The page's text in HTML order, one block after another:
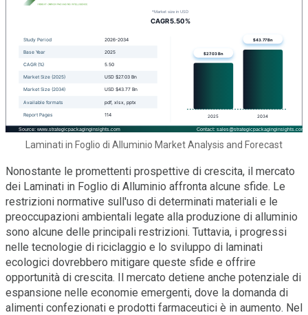
Laminati in Foglio di Alluminio Market Analysis and Forecast
Nonostante le promettenti prospettive di crescita, il mercato
dei Laminati in Foglio di Alluminio affronta alcune sfide. Le
restrizioni normative sull'uso di determinati materiali e le
preoccupazioni ambientali legate alla produzione di alluminio
sono alcune delle principali restrizioni. Tuttavia, i progressi
nelle tecnologie di riciclaggio e lo sviluppo di laminati
ecologici dovrebbero mitigare queste sfide e offrire
opportunità di crescita. Il mercato detiene anche potenziale di
espansione nelle economie emergenti, dove la domanda di
alimenti confezionati e prodotti farmaceutici è in aumento. Nel